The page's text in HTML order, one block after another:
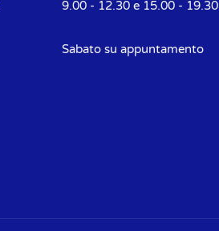
9.00 - 12.30 e 15.00 - 19.30
Sabato su appuntamento